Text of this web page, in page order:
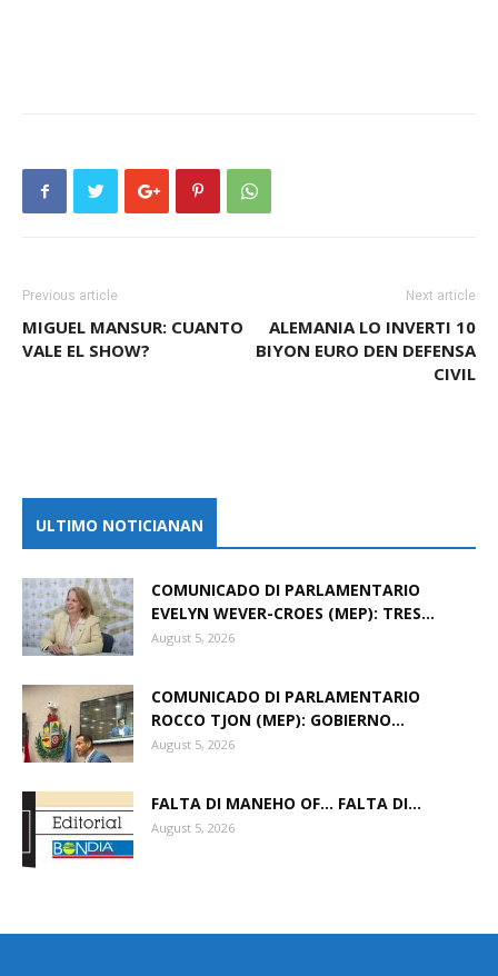
Previous article
MIGUEL MANSUR: CUANTO
VALE EL SHOW?
Next article
ALEMANIA LO INVERTI 10
BIYON EURO DEN DEFENSA
CIVIL
ULTIMO NOTICIANAN
COMUNICADO DI PARLAMENTARIO
EVELYN WEVER-CROES (MEP): TRES...
August 5, 2026
COMUNICADO DI PARLAMENTARIO
ROCCO TJON (MEP): GOBIERNO...
August 5, 2026
FALTA DI MANEHO OF… FALTA DI...
August 5, 2026